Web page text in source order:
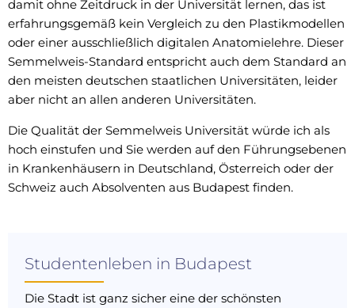
damit ohne Zeitdruck in der Universität lernen, das ist
erfahrungsgemäß kein Vergleich zu den Plastikmodellen
oder einer ausschließlich digitalen Anatomielehre. Dieser
Semmelweis-Standard entspricht auch dem Standard an
den meisten deutschen staatlichen Universitäten, leider
aber nicht an allen anderen Universitäten.
Die Qualität der Semmelweis Universität würde ich als
hoch einstufen und Sie werden auf den Führungsebenen
in Krankenhäusern in Deutschland, Österreich oder der
Schweiz auch Absolventen aus Budapest finden.
Studentenleben in Budapest
Die Stadt ist ganz sicher eine der schönsten